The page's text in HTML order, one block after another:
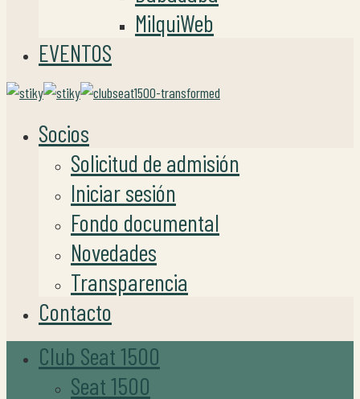
MilquiWeb
EVENTOS
Socios
Solicitud de admisión
Iniciar sesión
Fondo documental
Novedades
Transparencia
Contacto
Club Seat 1500
Seat 1500